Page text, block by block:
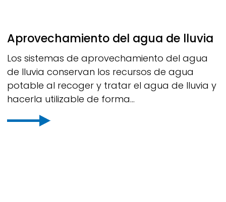
Aprovechamiento del agua de lluvia
Los sistemas de aprovechamiento del agua
de lluvia conservan los recursos de agua
potable al recoger y tratar el agua de lluvia y
hacerla utilizable de forma...